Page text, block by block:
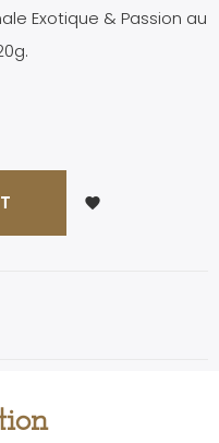
Exotique & Passion au
favorite